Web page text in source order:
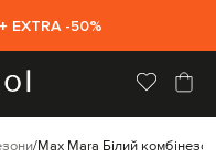
EXTRA -50%
Max Mara Білий